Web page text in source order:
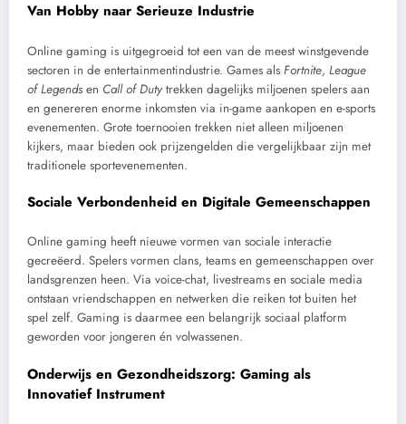
Van Hobby naar Serieuze Industrie
Online gaming is uitgegroeid tot een van de meest winstgevende
sectoren in de entertainmentindustrie. Games als Fortnite, League
of Legends en Call of Duty trekken dagelijks miljoenen spelers aan
en genereren enorme inkomsten via in-game aankopen en e-sports
evenementen. Grote toernooien trekken niet alleen miljoenen
kijkers, maar bieden ook prijzengelden die vergelijkbaar zijn met
traditionele sportevenementen.
Sociale Verbondenheid en Digitale Gemeenschappen
Online gaming heeft nieuwe vormen van sociale interactie
gecreëerd. Spelers vormen clans, teams en gemeenschappen over
landsgrenzen heen. Via voice-chat, livestreams en sociale media
ontstaan vriendschappen en netwerken die reiken tot buiten het
spel zelf. Gaming is daarmee een belangrijk sociaal platform
geworden voor jongeren én volwassenen.
Onderwijs en Gezondheidszorg: Gaming als
Innovatief Instrument